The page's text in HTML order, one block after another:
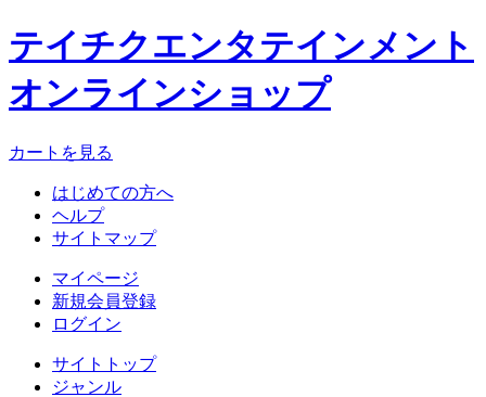
テイチクエンタテインメント
オンラインショップ
カートを見る
はじめての方へ
ヘルプ
サイトマップ
マイページ
新規会員登録
ログイン
サイトトップ
ジャンル